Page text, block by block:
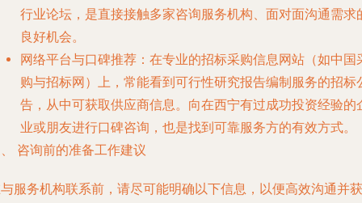
行业论坛，是直接接触多家咨询服务机构、面对面沟通需求
良好机会。
网络平台与口碑推荐 ：在专业的招标采购信息网站（如中国
购与招标网）上，常能看到可行性研究报告编制服务的招标
告，从中可获取供应商信息。向在西宁有过成功投资经验的
业或朋友进行口碑咨询，也是找到可靠服务方的有效方式。
咨询前的准备工作建议
服务机构联系前，请尽可能明确以下信息，以便高效沟通并获